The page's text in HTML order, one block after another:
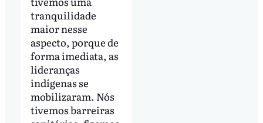
tranquilidade
maior nesse
aspecto, porque de
forma imediata, as
lideranças
indígenas se
mobilizaram. Nós
tivemos barreiras